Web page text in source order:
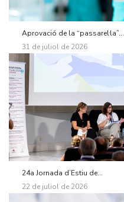
Aprovació de la “passarel·la”...
31 de juliol de 2026
24a Jornada d’Estiu de...
22 de juliol de 2026